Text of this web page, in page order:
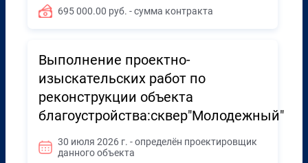
695 000.00 руб. - сумма контракта
Выполнение проектно-
изыскательских работ по
реконструкции объекта
благоустройства:сквер"Молодежный"
30 июля 2026 г. - определён проектировщик
данного объекта